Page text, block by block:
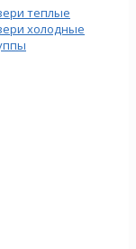
теплые
холодные